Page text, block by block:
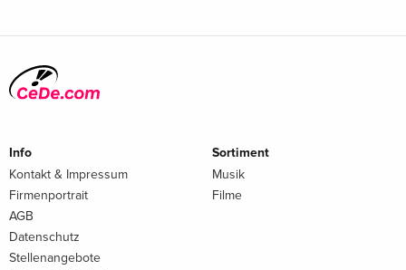
Info
Kontakt & Impressum
Firmenportrait
AGB
Datenschutz
Stellenangebote
Sortiment
Musik
Filme